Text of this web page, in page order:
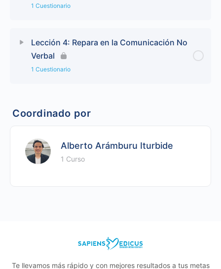
1 Cuestionario
Lección 4: Repara en la Comunicación No
Verbal
1 Cuestionario
Coordinado por
Alberto Arámburu Iturbide
1 Curso
Te llevamos más rápido y con mejores resultados a tus metas